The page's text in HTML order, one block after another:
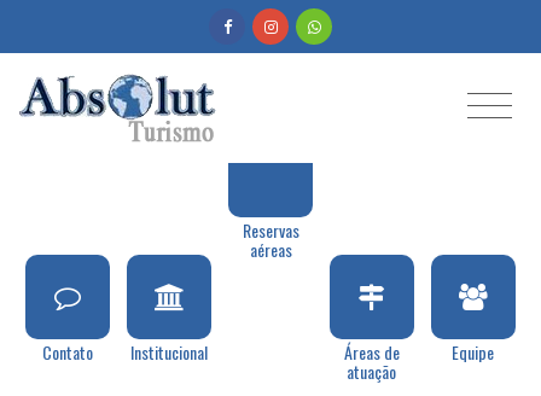
Contato Institucional
Reservas
aéreas
Áreas de
atuação
Equipe